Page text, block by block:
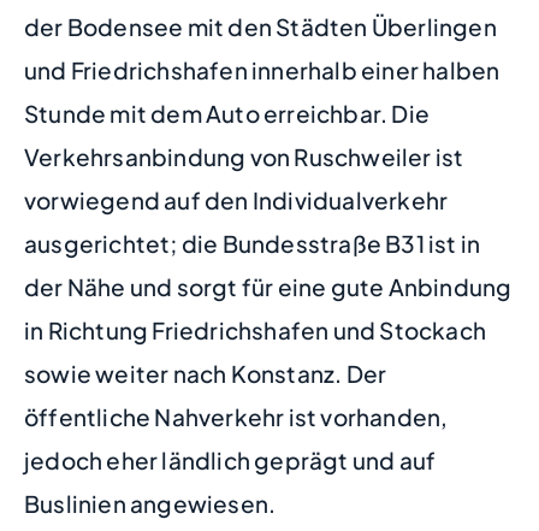
der Bodensee mit den Städten Überlingen
und Friedrichshafen innerhalb einer halben
Stunde mit dem Auto erreichbar. Die
Verkehrsanbindung von Ruschweiler ist
vorwiegend auf den Individualverkehr
ausgerichtet; die Bundesstraße B31 ist in
der Nähe und sorgt für eine gute Anbindung
in Richtung Friedrichshafen und Stockach
sowie weiter nach Konstanz. Der
öffentliche Nahverkehr ist vorhanden,
jedoch eher ländlich geprägt und auf
Buslinien angewiesen.